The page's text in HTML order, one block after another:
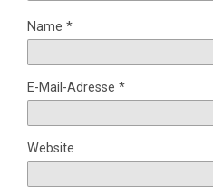
Name *
E-Mail-Adresse *
Website